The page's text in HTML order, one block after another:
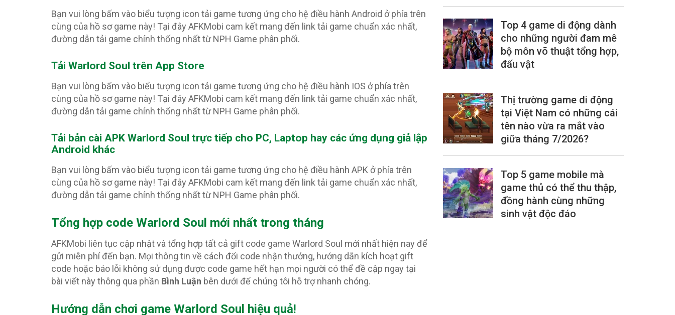
Bạn vui lòng bấm vào biểu tượng icon tải game tương ứng cho hệ điều hành Android ở phía trên
cùng của hồ sơ game này! Tại đây AFKMobi cam kết mang đến link tải game chuẩn xác nhất,
đường dẫn tải game chính thống nhất từ NPH Game phân phối.
Tải Warlord Soul trên App Store
Bạn vui lòng bấm vào biểu tượng icon tải game tương ứng cho hệ điều hành IOS ở phía trên
cùng của hồ sơ game này! Tại đây AFKMobi cam kết mang đến link tải game chuẩn xác nhất,
đường dẫn tải game chính thống nhất từ NPH Game phân phối.
Tải bản cài APK Warlord Soul trực tiếp cho PC, Laptop hay các ứng dụng giả lập
Android khác
Bạn vui lòng bấm vào biểu tượng icon tải game tương ứng cho hệ điều hành APK ở phía trên
cùng của hồ sơ game này! Tại đây AFKMobi cam kết mang đến link tải game chuẩn xác nhất,
đường dẫn tải game chính thống nhất từ NPH Game phân phối.
Tổng hợp code Warlord Soul mới nhất trong tháng
AFKMobi liên tục cập nhật và tổng hợp tất cả gift code game Warlord Soul mới nhất hiện nay để
gửi miễn phí đến bạn. Mọi thông tin về cách đổi code nhận thưởng, hướng dẫn kích hoạt gift
code hoặc báo lỗi không sử dụng được code game hết hạn mọi người có thể đề cập ngay tại
bài viết này thông qua phần Bình Luận bên dưới để chúng tôi hỗ trợ nhanh chóng.
Hướng dẫn chơi game Warlord Soul hiệu quả!
Top 4 game di động dành
cho những người đam mê
bộ môn võ thuật tổng hợp,
đấu vật
Thị trường game di động
tại Việt Nam có những cái
tên nào vừa ra mắt vào
giữa tháng 7/2026?
Top 5 game mobile mà
game thủ có thể thu thập,
đồng hành cùng những
sinh vật độc đáo